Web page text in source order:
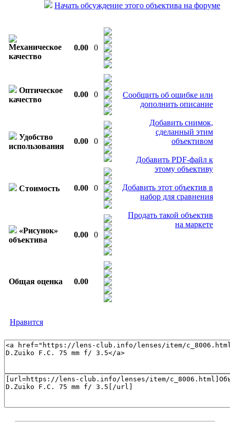
Начать обсуждение этого объектива на форуме
Механическое
качество
0.00 0
Оптическое
качество
0.00 0
Удобство
использования
0.00 0
Стоимость 0.00 0
«Рисунок»
объектива
0.00 0
Общая оценка 0.00
Сообщить об ошибке или
дополнить описание
Добавить снимок,
сделанный этим
объективом
Добавить PDF-файл к
этому объективу
Добавить этот объектив в
набор для сравнения
Продать такой объектив
на маркете
Нравится